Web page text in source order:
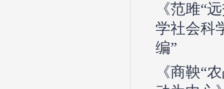
《范雎“
学社会科
编”
《商鞅“